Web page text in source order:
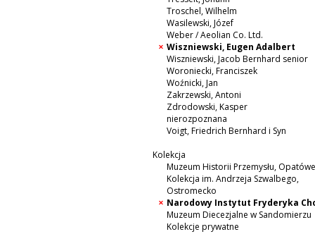
Troschel, Wilhelm
Wasilewski, Józef
Weber / Aeolian Co. Ltd.
Wiszniewski, Eugen Adalbert
Wiszniewski, Jacob Bernhard senior
Woroniecki, Franciszek
Woźnicki, Jan
Zakrzewski, Antoni
Zdrodowski, Kasper
nierozpoznana
Voigt, Friedrich Bernhard i Syn
Kolekcja
Muzeum Historii Przemysłu,
Kolekcja im. Andrzeja Szwalbego,
Ostromecko
Narodowy Instytut Fryderyka
Muzeum Diecezjalne w Sandomierzu
Kolekcje prywatne